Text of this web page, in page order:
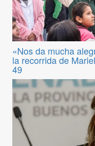
«Nos da mucha
la recorrida de
49